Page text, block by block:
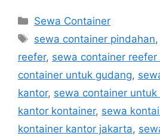
Categories
Sewa Container
Tags
sewa container pindahan,
reefer, sewa container
container untuk gudang,
kantor, sewa container untuk
kantor kontainer, sewa
kontainer kantor jakarta,